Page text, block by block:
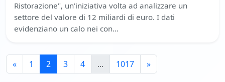
Ristorazione", un'iniziativa volta ad analizzare un
settore del valore di 12 miliardi di euro. I dati
evidenziano un calo nei con…
« 1 2 3 4 ... 1017 »